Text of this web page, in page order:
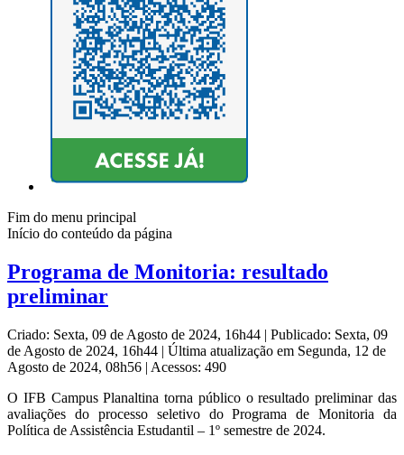
Fim do menu principal
Início do conteúdo da página
Programa de Monitoria: resultado
preliminar
Criado: Sexta, 09 de Agosto de 2024, 16h44 | Publicado: Sexta, 09
de Agosto de 2024, 16h44 | Última atualização em Segunda, 12 de
Agosto de 2024, 08h56 | Acessos: 490
O IFB Campus Planaltina torna público o resultado preliminar das
avaliações do processo seletivo do Programa de Monitoria da
Política de Assistência Estudantil – 1º semestre de 2024.